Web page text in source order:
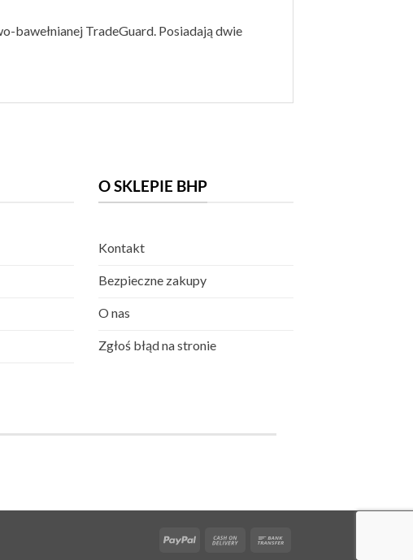
bawełnianej TradeGuard. Posiadają dwie
O SKLEPIE BHP
Kontakt
Bezpieczne zakupy
O nas
Zgłoś błąd na stronie
PayPal
Cash